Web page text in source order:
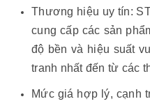
Thương hiệu uy tín:
cung cấp các sản
độ bền và hiệu suất
tranh nhất đến từ các
Mức giá hợp lý, cạnh